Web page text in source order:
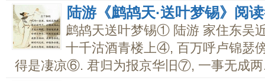
陆游《鹧鸪天·送叶梦锡》阅
鹧鸪天送叶梦锡① 陆游 家住东
十千沽酒青楼上④, 百万呼卢锦瑟
得是凄凉⑥. 君归为报京华旧⑦, 一事无成